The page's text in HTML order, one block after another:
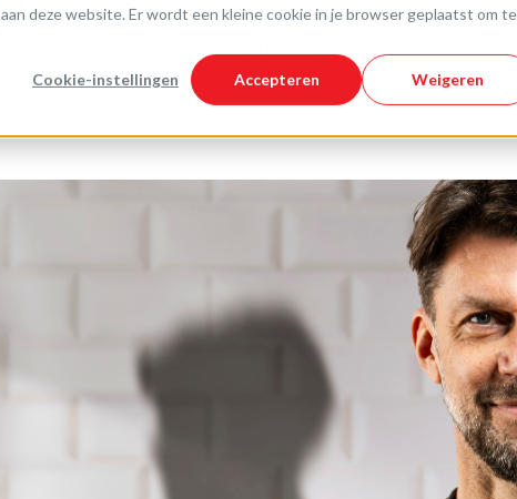
deze website. Er wordt een kleine cookie in je browser geplaatst om te
Cookie-instellingen Accepteren Weigeren
Vind jouw oplossing